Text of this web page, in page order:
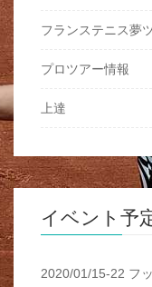
フランステニス夢
プロツアー情報
上達
イベント予
2020/01/15-22 フ